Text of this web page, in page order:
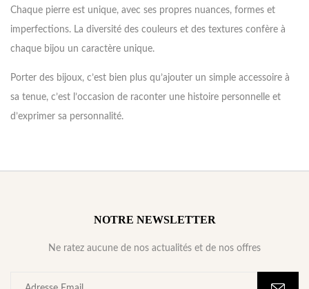
Chaque pierre est unique, avec ses propres nuances, formes et
imperfections. La diversité des couleurs et des textures confère à
chaque bijou un caractère unique.
Porter des bijoux, c’est bien plus qu’ajouter un simple accessoire à
sa tenue, c’est l’occasion de raconter une histoire personnelle et
d’exprimer sa personnalité.
NOTRE NEWSLETTER
Ne ratez aucune de nos actualités et de nos offres